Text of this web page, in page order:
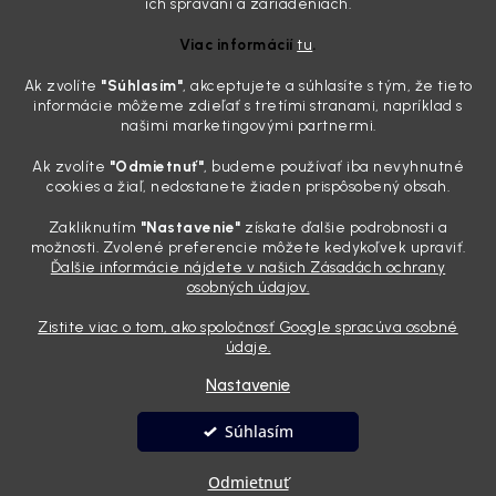
Viac informáciítu.
Ak zvolíte "Súhlasím", akceptujete a súhlasíte s tým, že tieto
informácie môžeme zdieľať s tretími stranami, napríklad s
našimi marketingovými partnermi.
Ak zvolíte "Odmietnuť", budeme používať iba nevyhnutné
cookies a žiaľ, nedostanete žiaden prispôsobený obsah.
Zakliknutím "Nastavenie" získate ďalšie podrobnosti a
možnosti. Zvolené preferencie môžete kedykoľvek upraviť.
Ďalšie informácie nájdete v našich Zásadách ochrany
osobných údajov.
Zistite viac o tom, ako spoločnosť Google spracúva osobné
údaje.
Nastavenie
Odmietnuť
Súhlasím
Poznáte ten moment. Vonku svieti slnko, vy sedíte v čerstvo
„upratanom“ aute, no pri pohľade na palubnú dosku vás ide poraziť. V
mriežkach ventilácie, okolo tlačidiel a v švíkoch sedačiek na vás stále
drzo pozerá prach. Handra ani vysávač tam jednodu...
Detailing nemusí stáť výplatu: 5 kúskov autokozmetiky,
31.7.2026
Sobotné ráno, káva v ruke a pred vami zaprášená kapota. Pre
niekoho nuda, pre nás najlepší relax. Lenže keď si v košíku spočítate
pokaziť náladu. Dobrá správa je, že aj profi výbava ...
Vytvoril Shoptet
nastavenie cookies